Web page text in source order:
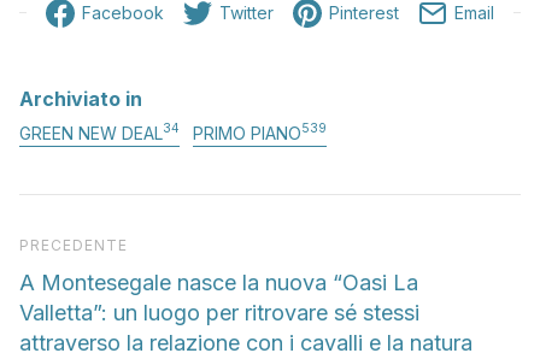
Facebook Twitter Pinterest Email
Archiviato in
GREEN NEW DEAL34 PRIMO PIANO539
Articolo precedente
PRECEDENTE
A Montesegale nasce la nuova “Oasi La
Valletta”: un luogo per ritrovare sé stessi
attraverso la relazione con i cavalli e la natura